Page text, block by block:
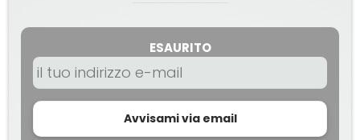
ESAURITO
Avvisami via email